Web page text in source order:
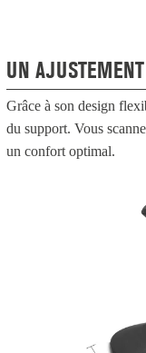
UN
Grâce à son design
du support. Vous
un confort optimal.